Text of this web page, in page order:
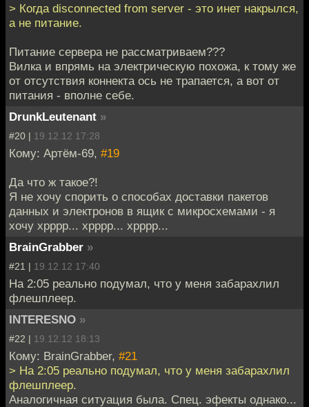
> Когда disconnected from server - это инет накрылся,
а не питание.
Питание сервера не рассматриваем???
Вилка и впрямь на электрическую похожа, к тому же
от отсутствия коннекта ось не трапается, а вот от
питания - вполне себе.
DrunkLeutenant »
#20 | 19.12.12 17:28
Кому: Артём-69, #19
Да что ж такое?!
Я не хочу спорить о способах доставки пакетов
данных и электронов в ящик с микросхемами - я
хочу хрррр... хрррр... хрррр...
BrainGrabber »
#21 | 19.12.12 17:40
На 2:05 реально подумал, что у меня забарахлил
флешплеер.
INTERESNO »
#22 | 19.12.12 18:13
Кому: BrainGrabber, #21
> На 2:05 реально подумал, что у меня забарахлил
флешплеер.
Аналогичная ситуация была. Спец. эфекты однако...